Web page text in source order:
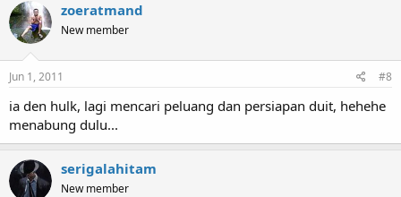
zoeratmand
New member
Jun 1, 2011 #8
ia den hulk, lagi mencari peluang dan persiapan duit, hehehe
menabung dulu...
serigalahitam
New member